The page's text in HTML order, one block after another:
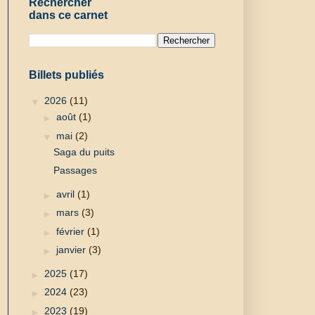
dans ce carnet
Billets publiés
▼ 2026 (11)
► août (1)
▼ mai (2)
Saga du puits
Passages
► avril (1)
► mars (3)
► février (1)
► janvier (3)
► 2025 (17)
► 2024 (23)
► 2023 (19)